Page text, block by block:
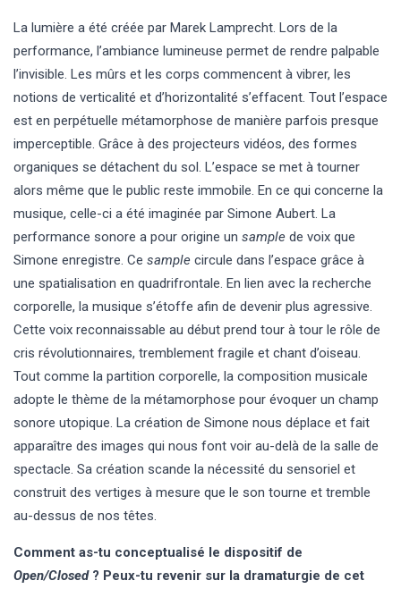
La lumière a été créée par Marek Lamprecht. Lors de la
performance, l’ambiance lumineuse permet de rendre palpable
l’invisible. Les mûrs et les corps commencent à vibrer, les
notions de verticalité et d’horizontalité s’effacent. Tout l’espace
est en perpétuelle métamorphose de manière parfois presque
imperceptible. Grâce à des projecteurs vidéos, des formes
organiques se détachent du sol. L’espace se met à tourner
alors même que le public reste immobile. En ce qui concerne la
musique, celle-ci a été imaginée par Simone Aubert. La
performance sonore a pour origine un sample de voix que
Simone enregistre. Ce sample circule dans l’espace grâce à
une spatialisation en quadrifrontale. En lien avec la recherche
corporelle, la musique s’étoffe afin de devenir plus agressive.
Cette voix reconnaissable au début prend tour à tour le rôle de
cris révolutionnaires, tremblement fragile et chant d’oiseau.
Tout comme la partition corporelle, la composition musicale
adopte le thème de la métamorphose pour évoquer un champ
sonore utopique. La création de Simone nous déplace et fait
apparaître des images qui nous font voir au-delà de la salle de
spectacle. Sa création scande la nécessité du sensoriel et
construit des vertiges à mesure que le son tourne et tremble
au-dessus de nos têtes.
Comment as-tu conceptualisé le dispositif de
Open/Closed? Peux-tu revenir sur la dramaturgie de cet